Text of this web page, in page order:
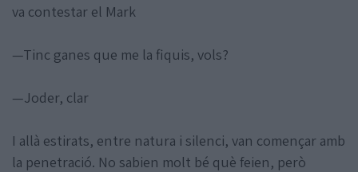
va contestar el Mark
—Tinc ganes que me la fiquis, vols?
—Joder, clar
I allà estirats, entre natura i silenci, van començar amb
la penetració. No sabien molt bé què feien, però